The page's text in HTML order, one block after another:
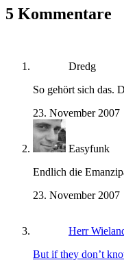
5 Kommentare
Dredg
So gehört sich das.
23. November 2007
Easyfunk
Endlich die
23. November 2007
Herr
But if they don’t